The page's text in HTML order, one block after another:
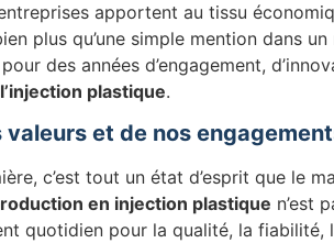
apportent au tissu
plus qu’une simple mention dans
des années d’engagement,
l’injection plastique.
et de nos
c’est tout un état d’esprit que le
en injection plastique n’est
quotidien pour la qualité, la fiabilité,